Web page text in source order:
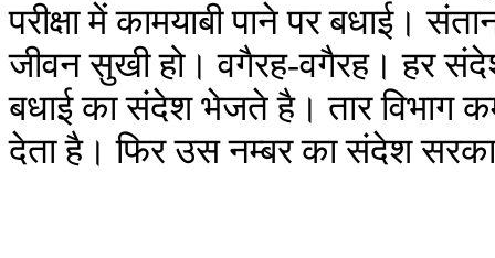
परीक्षा में कामयाबी पाने पर बधाई।
जीवन सुखी हो। वगैरह-वगैरह। हर
बधाई का संदेश भेजते है। तार विभाग
देता है। फिर उस नम्बर का संदेश